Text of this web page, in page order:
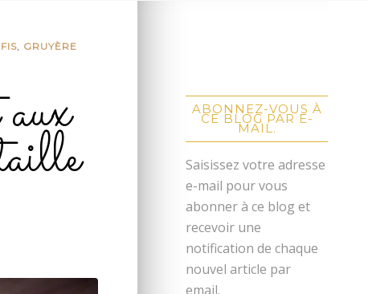
, GRUYÈRE
ABONNEZ-VOUS À
CE BLOG PAR E-
MAIL.
Saisissez votre adresse
e-mail pour vous
abonner à ce blog et
recevoir une
notification de chaque
nouvel article par
email.